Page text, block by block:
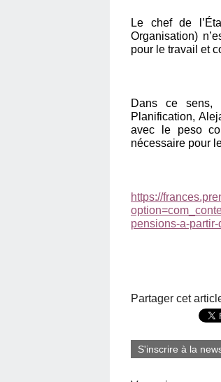
Le chef de
Organisation)
pour le travail et
Dans ce sens,
Planification,
avec le peso
nécessaire pour
https://
pensions-a-
Partager cet
S'inscrire à la